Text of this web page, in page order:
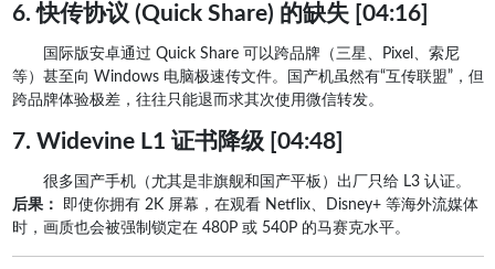
6. 快传协议 (Quick Share) 的缺失 [04:16]
国际版安卓通过 Quick Share 可以跨品牌（三星、Pixel、索尼
等）甚至向 Windows 电脑极速传文件。国产机虽然有“互传联盟”，但
跨品牌体验极差，往往只能退而求其次使用微信转发。
7. Widevine L1 证书降级 [04:48]
很多国产手机（尤其是非旗舰和国产平板）出厂只给 L3 认证。
后果：
即使你拥有 2K 屏幕，在观看 Netflix、Disney+ 等海外流媒体
时，画质也会被强制锁定在 480P 或 540P 的马赛克水平。